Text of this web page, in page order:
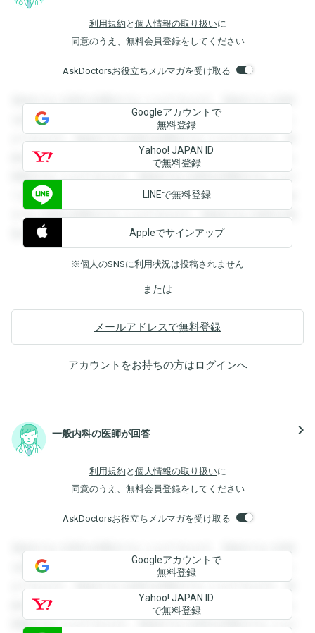
利用規約 と 個人情報の取り扱いに
同意のうえ、無料会員登録をしてください
AskDoctorsお役立ちメルマガを受け取る
登録すると回答を閲覧することができます。登録すると回答
を閲覧することができます。登録すると回答を閲覧すること
ができます。登録すると回答を閲覧することができます。登
録すると回答を閲覧することができます。登録すると回答を
閲覧することができます。登録すると回答を閲覧することが
できます。登録すると回答を閲覧することができます。登録
すると回答を閲覧することができます。登録すると回答を閲
覧することができます。
Googleアカウントで
無料登録
Yahoo! JAPAN ID
で無料登録
LINEで無料登録
Appleでサインアップ
※個人のSNSに利用状況は投稿されません
または
メールアドレスで無料登録
アカウントをお持ちの方はログインへ
一般内科の医師が回答 navigate_next
利用規約 と 個人情報の取り扱いに
同意のうえ、無料会員登録をしてください
AskDoctorsお役立ちメルマガを受け取る
登録すると回答を閲覧することができます。登録すると回答
を閲覧することができます。登録すると回答を閲覧すること
ができます。登録すると回答を閲覧することができます。登
録すると回答を閲覧することができます。登録すると回答を
閲覧することができます。登録すると回答を閲覧することが
Googleアカウントで
無料登録
Yahoo! JAPAN ID
で無料登録